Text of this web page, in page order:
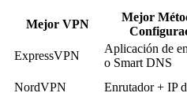
Mejor VPN
Mejor
ExpressVPN
Aplicación de
o Smart DNS
NordVPN
Enrutador + IP